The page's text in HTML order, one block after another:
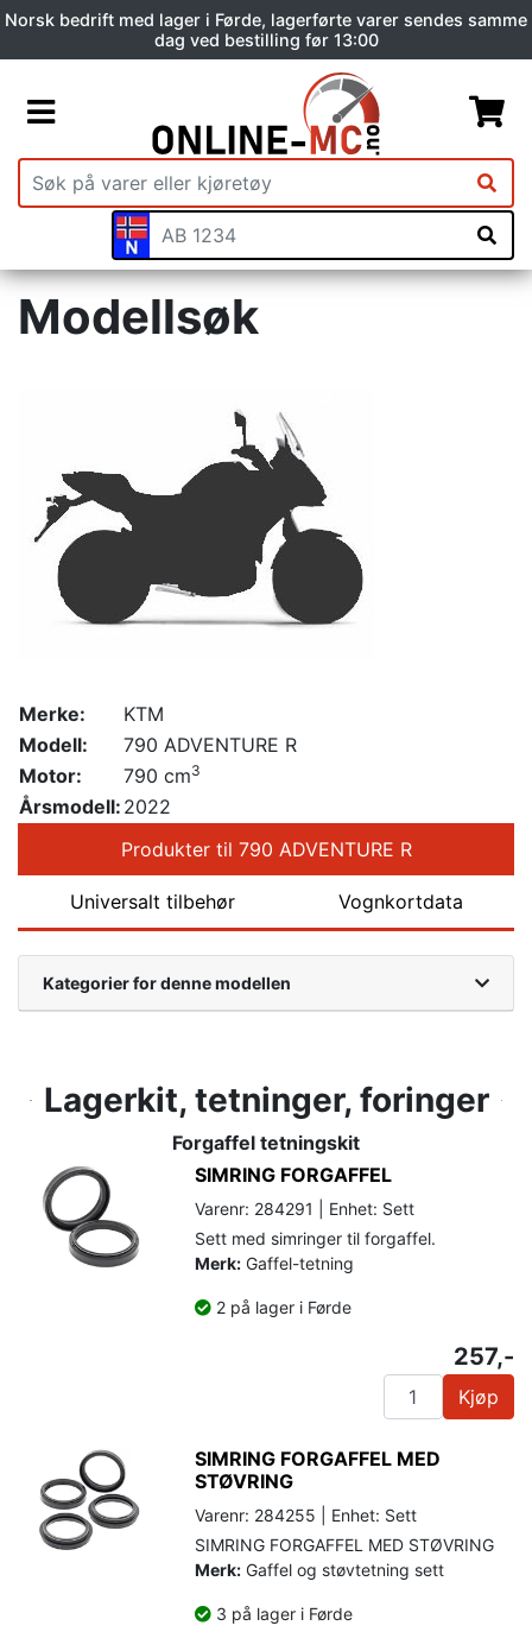
Norsk bedrift med lager i Førde, lagerførte varer sendes samme
dag ved bestilling før 13:00
Modellsøk
Merke:
KTM
Modell:
790 ADVENTURE R
Motor:
790 cm3
Årsmodell: 2022
Produkter til 790 ADVENTURE R
Universalt tilbehør Vognkortdata
Kategorier for denne modellen
Lagerkit, tetninger, foringer
Forgaffel tetningskit
SIMRING FORGAFFEL
Varenr: 284291 | Enhet: Sett
Sett med simringer til forgaffel.
Merk: Gaffel-tetning
2 på lager i Førde
257,-
Kjøp
SIMRING FORGAFFEL MED
STØVRING
Varenr: 284255 | Enhet: Sett
SIMRING FORGAFFEL MED STØVRING
Merk: Gaffel og støvtetning sett
3 på lager i Førde